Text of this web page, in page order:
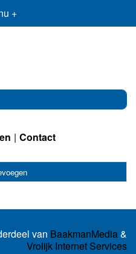
+
Contact
van BaakmanMedia&
Vrolijk Internet Services